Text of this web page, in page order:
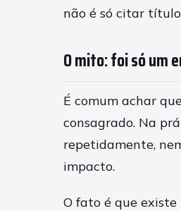
não é só citar
O mito: foi só um
É comum achar
consagrado. Na
repetidamente,
impacto.
O fato é que